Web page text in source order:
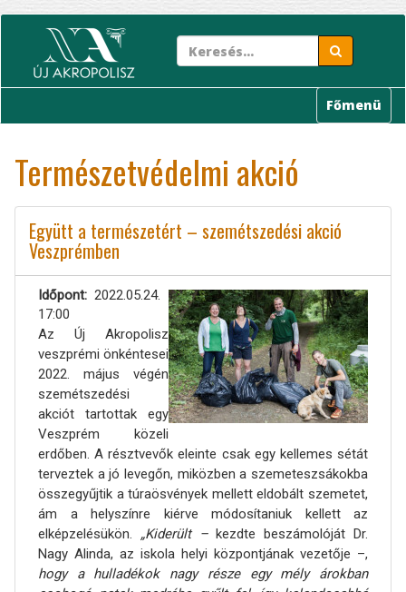
tartalomra
Főmenü
Természetvédelmi akció
Együtt a természetért – szemétszedési akció
Veszprémben
Időpont
2022.05.24.
17:00
Az Új Akropolisz
veszprémi önkéntesei
2022. május végén
szemétszedési
akciót tartottak egy
Veszprém közeli
erdőben. A résztvevők eleinte csak egy kellemes sétát
terveztek a jó levegőn, miközben a szemeteszsákokba
összegyűjtik a túraösvények mellett eldobált szemetet,
ám a helyszínre kiérve módosítaniuk kellett az
elképzelésükön. „Kiderült –kezdte beszámolóját Dr.
Nagy Alinda, az iskola helyi központjának vezetője –,
hogy a hulladékok nagy része egy mély árokban